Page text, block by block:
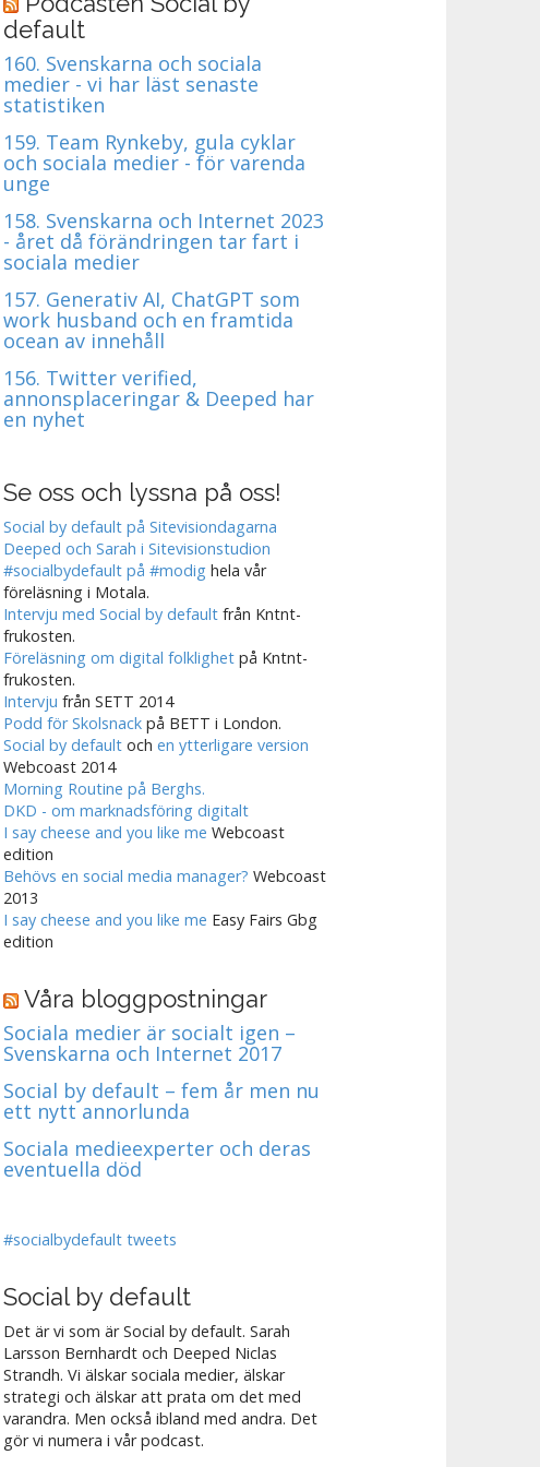
default
160. Svenskarna och sociala
medier - vi har läst senaste
statistiken
159. Team Rynkeby, gula cyklar
och sociala medier - för varenda
unge
158. Svenskarna och Internet 2023
- året då förändringen tar fart i
sociala medier
157. Generativ AI, ChatGPT som
work husband och en framtida
ocean av innehåll
156. Twitter verified,
annonsplaceringar & Deeped har
en nyhet
Se oss och lyssna på oss!
Social by default på Sitevisiondagarna
Deeped och Sarah i Sitevisionstudion
#socialbydefault på #modig hela vår
föreläsning i Motala.
Intervju med Social by default från Kntnt-
frukosten.
Föreläsning om digital folklighet på Kntnt-
frukosten.
Intervju från SETT 2014
Podd för Skolsnack på BETT i London.
Social by default ochen ytterligare version
Webcoast 2014
Morning Routine på Berghs.
DKD - om marknadsföring digitalt
I say cheese and you like me Webcoast
edition
Behövs en social media manager? Webcoast
2013
I say cheese and you like me Easy Fairs Gbg
edition
Våra bloggpostningar
Sociala medier är socialt igen –
Svenskarna och Internet 2017
Social by default – fem år men nu
ett nytt annorlunda
Sociala medieexperter och deras
eventuella död
#socialbydefault tweets
Social by default
Det är vi som är Social by default. Sarah
Larsson Bernhardt och Deeped Niclas
Strandh. Vi älskar sociala medier, älskar
strategi och älskar att prata om det med
varandra. Men också ibland med andra. Det
gör vi numera i vår podcast.